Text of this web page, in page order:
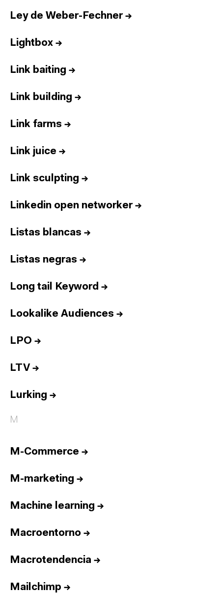
Ley de Weber-Fechner→
Lightbox →
Link baiting →
Link building →
Link farms →
Link juice →
Link sculpting →
Linkedin open networker→
Listas blancas →
Listas negras →
Long tail Keyword →
Lookalike Audiences →
LPO →
LTV →
Lurking →
M
M-Commerce →
M-marketing →
Machine learning →
Macroentorno →
Macrotendencia →
Mailchimp →